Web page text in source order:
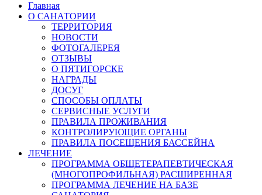
Главная
О САНАТОРИИ
ТЕРРИТОРИЯ
НОВОСТИ
ФОТОГАЛЕРЕЯ
ОТЗЫВЫ
О ПЯТИГОРСКЕ
НАГРАДЫ
ДОСУГ
СПОСОБЫ ОПЛАТЫ
СЕРВИСНЫЕ УСЛУГИ
ПРАВИЛА ПРОЖИВАНИЯ
КОНТРОЛИРУЮЩИЕ ОРГАНЫ
ПРАВИЛА ПОСЕЩЕНИЯ БАССЕЙНА
ЛЕЧЕНИЕ
ПРОГРАММА ОБЩЕТЕРАПЕВТИЧЕСКАЯ
(МНОГОПРОФИЛЬНАЯ) РАСШИРЕННАЯ
ПРОГРАММА ЛЕЧЕНИЕ НА БАЗЕ